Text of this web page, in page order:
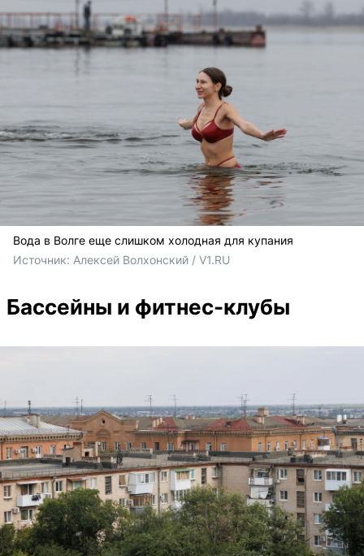
Вода в Волге еще слишком холодная для купания
Источник: Алексей Волхонский / V1.RU
Бассейны и фитнес-клубы